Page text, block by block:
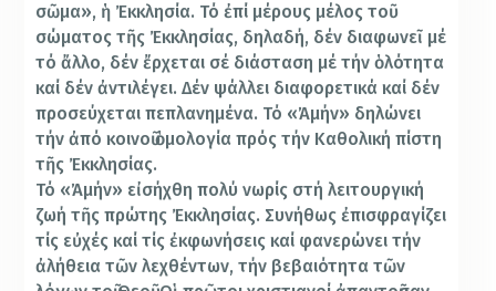
σῶμα», ἡ Ἐκκλησία. Τό ἐπί μέρους μέλος τοῦ
σώματος τῆς Ἐκκλησίας, δηλαδή, δέν διαφωνεῖ μέ
τό ἄλλο, δέν ἔρχεται σέ διάσταση μέ τήν ὁλότητα
καί δέν ἀντιλέγει. Δέν ψάλλει διαφορετικά καί δέν
προσεύχεται πεπλανημένα. Τό «Ἀμήν» δηλώνει
τήν ἀπό κοινοῦ ὁμολογία πρός τήν Καθολική πίστη
τῆς Ἐκκλησίας.
Τό «Ἀμήν» εἰσήχθη πολύ νωρίς στή λειτουργική
ζωή τῆς πρώτης Ἐκκλησίας. Συνήθως ἐπισφραγίζει
τίς εὐχές καί τίς ἐκφωνήσεις καί φανερώνει τήν
ἀλήθεια τῶν λεχθέντων, τήν βεβαιότητα τῶν